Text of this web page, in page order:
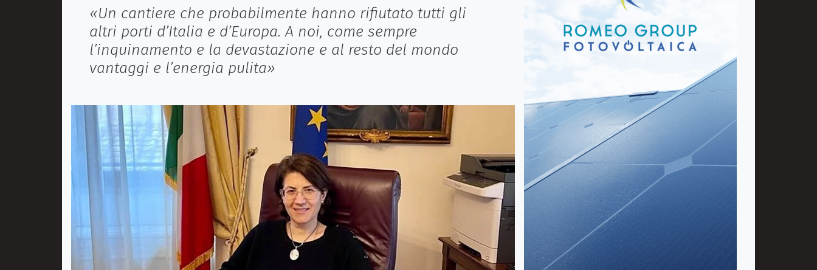
«Un cantiere che probabilmente hanno rifiutato tutti gli
altri porti d’Italia e d’Europa. A noi, come sempre
l’inquinamento e la devastazione e al resto del mondo
vantaggi e l’energia pulita»